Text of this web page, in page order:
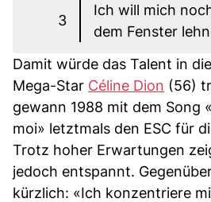
3
Ich will mich
dem Fenster
Damit würde das Talent in
Mega-Star Céline Dion (56)
gewann 1988 mit dem Song
moi» letztmals den ESC für
Trotz hoher Erwartungen
jedoch entspannt.
kürzlich: «Ich konzentriere